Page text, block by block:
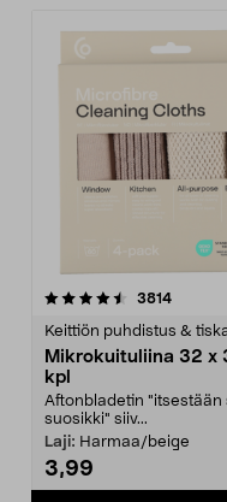
3814
Keittiön puhdistus &
Mikrokuituliina 32 x
kpl
Aftonbladetin "itsestään
suosikki" siiv...
Laji: Harmaa/beige
3,99
4.5viidestä